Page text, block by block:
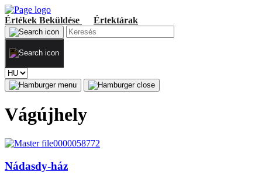
Értékek Beküldése Értektárak
Vágújhely
Nádasdy-ház